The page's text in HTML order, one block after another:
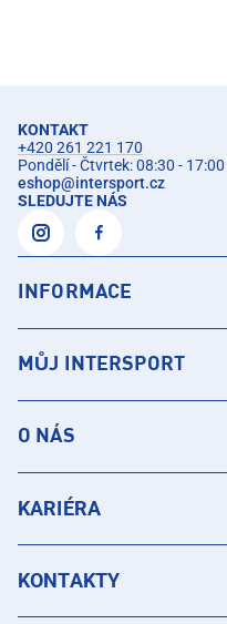
KONTAKT
+420 261 221 170
Pondělí - Čtvrtek: 08:30 -
eshop@intersport.cz
SLEDUJTE NÁS
INFORMACE
MŮJ INTERSPORT
O NÁS
KARIÉRA
KONTAKTY